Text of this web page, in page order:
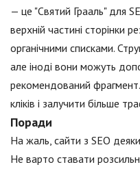
— це "Святий Грааль" для
верхній частині сторінки
органічними списками.
але іноді вони можуть
рекомендований
кліків і залучити більше
Поради
На жаль, сайти з SEO
Не варто ставати